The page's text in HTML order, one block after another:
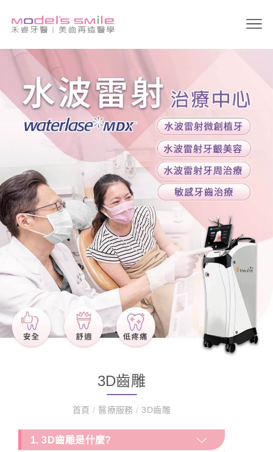
3D齒雕
首頁/ 醫療服務/ 3D齒雕
1. 3D齒雕是什麼?